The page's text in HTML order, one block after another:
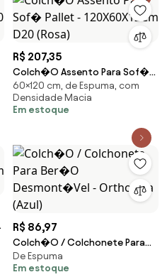
R$ 207,35
Colch�O Assento Para Sof�
Pallet - 120X60X12Cm D20
(Rosa)
60×120 cm, de Espuma, com
Densidade Macia
Em estoque
R$ 86,97
Colch�O / Colchonete Para
Ber�O Desmont�Vel -
Orthovida (Azul)
De Espuma
Em estoque